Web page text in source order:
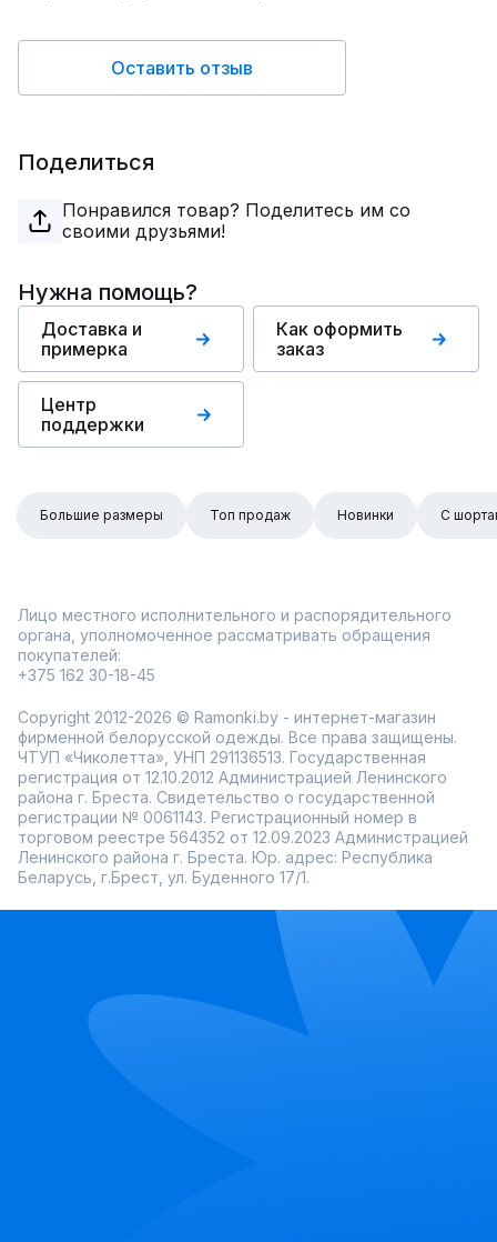
Оставить отзыв
Поделиться
Понравился товар? Поделитесь им со
своими друзьями!
Нужна помощь?
Доставка и
примерка
Как оформить
заказ
Центр
поддержки
Большие размеры Топ продаж Новинки С
Лицо местного исполнительного и распорядительного
органа, уполномоченное рассматривать обращения
покупателей:
+375 162 30-18-45
Copyright 2012-2026 © Ramonki.by - интернет-магазин
фирменной белорусской одежды. Все права защищены.
ЧТУП «Чиколетта», УНП 291136513. Государственная
регистрация от 12.10.2012 Администрацией Ленинского
района г. Бреста. Свидетельство о государственной
регистрации № 0061143. Регистрационный номер в
торговом реестре 564352 от 12.09.2023 Администрацией
Ленинского района г. Бреста. Юр. адрес: Республика
Беларусь, г.Брест, ул. Буденного 17/1.